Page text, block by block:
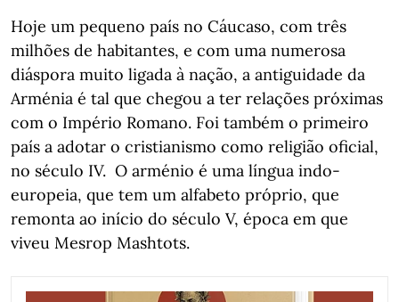
Hoje um pequeno país no Cáucaso, com três
milhões de habitantes, e com uma numerosa
diáspora muito ligada à nação, a antiguidade da
Arménia é tal que chegou a ter relações próximas
com o Império Romano. Foi também o primeiro
país a adotar o cristianismo como religião oficial,
no século IV. O arménio é uma língua indo-
europeia, que tem um alfabeto próprio, que
remonta ao início do século V, época em que
viveu Mesrop Mashtots.